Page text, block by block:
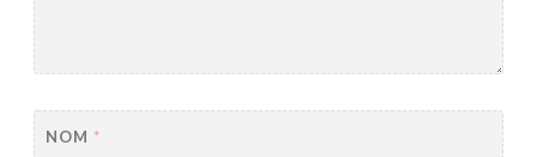
NOM *